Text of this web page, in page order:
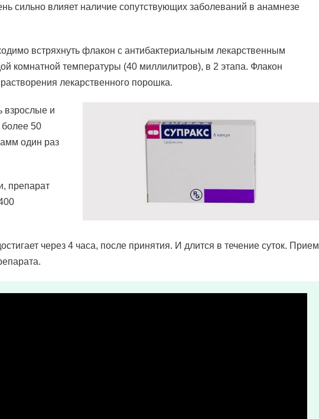
сильно влияет наличие сопутствующих заболеваний в анамнезе
встряхнуть флакон с антибактериальным лекарственным
комнатной температуры (40 миллилитров), в 2 этапа. Флакон
лекарственного порошка.
взрослые и
более 50
один раз
препарат
через 4 часа, после принятия. И длится в течение суток. Прием